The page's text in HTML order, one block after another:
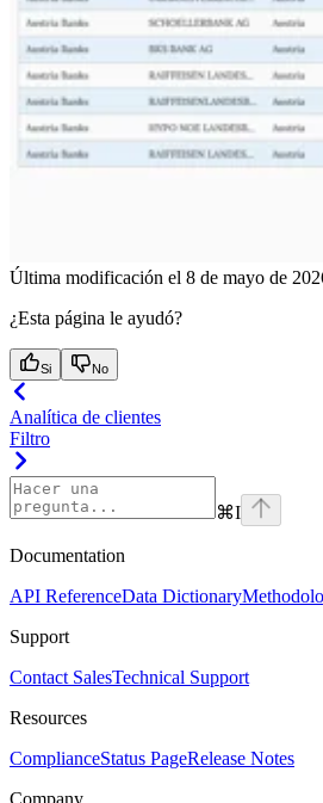
Última modificación el 8 de mayo de
¿Esta página le ayudó?
Si No
Analítica de clientes
Filtro
⌘I
Documentation
API ReferenceData Dictionary
Support
Contact SalesTechnical Support
Resources
ComplianceStatus PageRelease Notes
Company